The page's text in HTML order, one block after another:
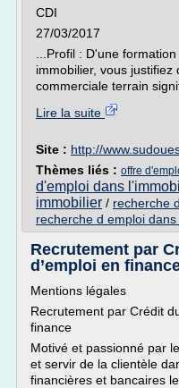
CDI
27/03/2017
...Profil : D'une
immobilier, vous
commerciale terrain
Lire la suite
Site : http://
Thèmes liés : offre
d'emploi dans
immobilier / recherche
recherche d emploi
Recrutement par
d’emploi en
Mentions légales
Recrutement par Crédit
finance
Motivé et passionné par
et servir de la clientèle
financières et bancaires